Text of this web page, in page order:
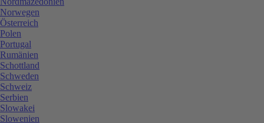
Norwegen
Österreich
Polen
Portugal
Rumänien
Schottland
Schweden
Schweiz
Serbien
Slowakei
Slowenien